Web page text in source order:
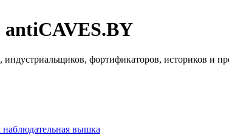
antiCAVES.BY
фортификаторов, историков и
вышка